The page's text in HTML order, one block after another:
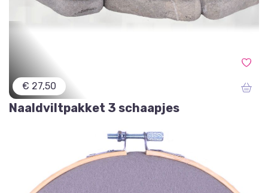
€ 27,50
Naaldviltpakket 3 schaapjes